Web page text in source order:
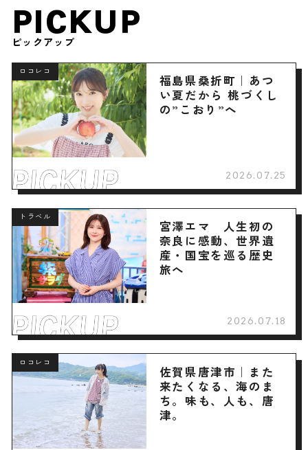
PICKUP
ピックアップ
ロコレコ
福島県桑折町｜あつ
い夏だから 桃づくし
の”こおり”へ
2026.07.25
トラベル
宮澤エマ 人生初の
奈良に感動、世界遺
産・国宝を巡る歴史
旅へ
2026.07.18
ロコレコ
佐賀県唐津市｜また
来たくなる、海のま
ち。味も、人も、唐
津。